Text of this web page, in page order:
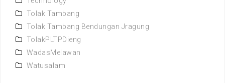
Tolak Tambang
Tolak Tambang Bendungan Jragung
TolakPLTPDieng
WadasMelawan
Watusalam